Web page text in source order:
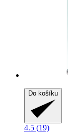
Do košíku
4.5 (19)